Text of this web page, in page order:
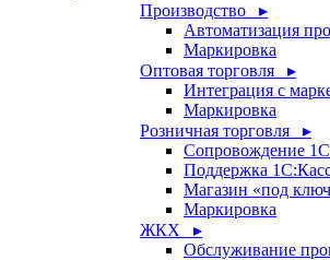
Производство ▸
Автоматизация
Маркировка
Оптовая торговля ▸
Интеграция с
Маркировка
Розничная торговля ▸
Сопровождение
Поддержка
Магазин «под
Маркировка
ЖКХ ▸
Обслуживание